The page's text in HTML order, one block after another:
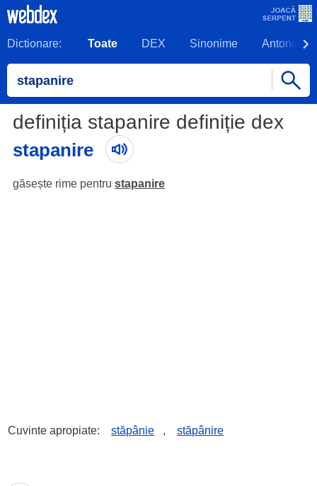
Dictionare: Toate DEX Sinonime Antonime
definiția stapanire definiție dex
stapanire
găsește rime pentru stapanire
Cuvinte apropiate: stăpânie , stăpânire